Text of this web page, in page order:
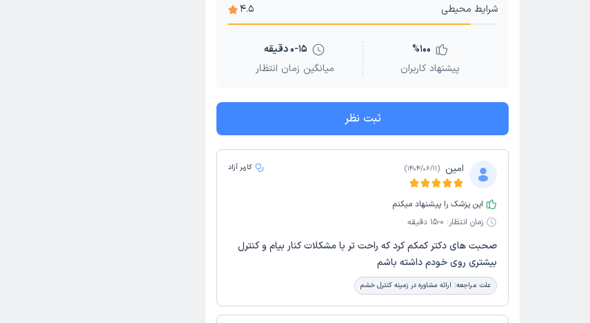
شرایط محیطی 4.5
%100
پیشنهاد کاربران
0-15 دقیقه
میانگین زمان انتظار
ثبت نظر
امین (
1404/06/11
) کاربر آزاد
این پزشک را پیشنهاد میکنم
زمان انتظار: 0-15 دقیقه
صحبت هاى دكتر كمكم كرد كه راحت تر با مشكلات كنار بيام و كنترل
بيشترى روى خودم داشته باشم
علت مراجعه: ارائه مشاوره در زمینه کنترل خشم